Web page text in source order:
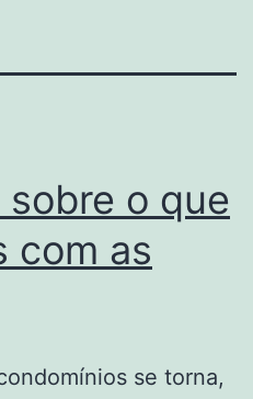
o que
com as
se torna,